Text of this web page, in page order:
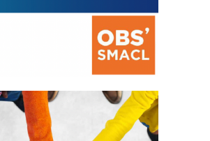
des conflits
2023